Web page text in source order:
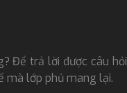
Để trả lời được câu hỏi
mà lớp phủ mang lại.